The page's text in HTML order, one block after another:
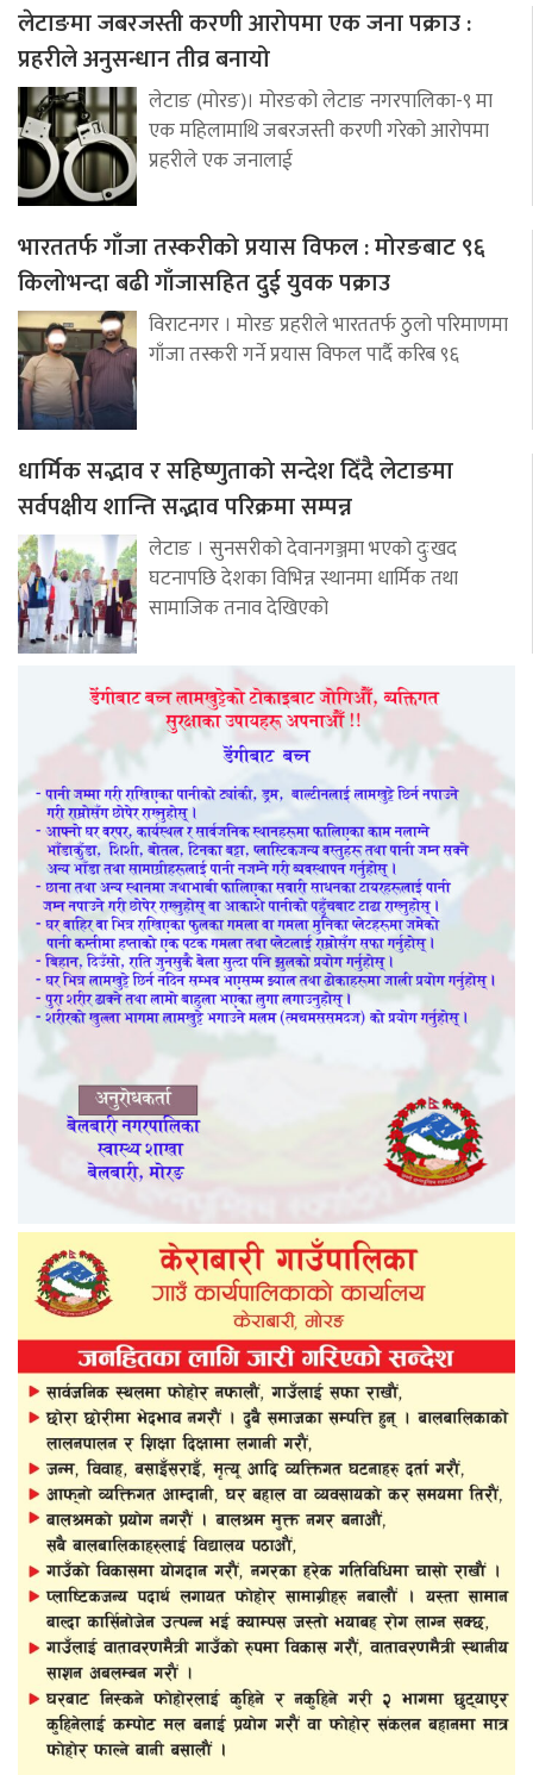
लेटाङमा जबरजस्ती करणी आरोपमा एक जना पक्राउ :
प्रहरीले अनुसन्धान तीव्र बनायो
लेटाङ (मोरङ)। मोरङको लेटाङ नगरपालिका-९ मा
एक महिलामाथि जबरजस्ती करणी गरेको आरोपमा
प्रहरीले एक जनालाई
भारततर्फ गाँजा तस्करीको प्रयास विफल : मोरङबाट ९६
किलोभन्दा बढी गाँजासहित दुई युवक पक्राउ
विराटनगर । मोरङ प्रहरीले भारततर्फ ठुलो परिमाणमा
गाँजा तस्करी गर्ने प्रयास विफल पार्दै करिब ९६
धार्मिक सद्भाव र सहिष्णुताको सन्देश दिँदै लेटाङमा
सर्वपक्षीय शान्ति सद्भाव परिक्रमा सम्पन्न
लेटाङ । सुनसरीको देवानगञ्जमा भएको दुःखद
घटनापछि देशका विभिन्न स्थानमा धार्मिक तथा
सामाजिक तनाव देखिएको